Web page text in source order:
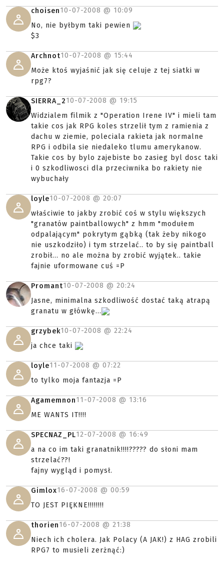
choisen10-07-2008 @ 10:09
No, nie byłbym taki pewien
$3
Archnot10-07-2008 @ 15:44
Może ktoś wyjaśnić jak się celuje z tej siatki w
rpg7?
SIERRA_210-07-2008 @ 19:15
Widzialem filmik z "Operation Irene IV" i mieli tam
takie cos jak RPG koles strzelił tym z ramienia z
dachu w ziemie, poleciala rakieta jak normalne
RPG i odbila sie niedaleko tlumu amerykanow.
Takie cos by bylo zajebiste bo zasieg byl dosc taki
i 0 szkodliwosci dla przeciwnika bo rakiety nie
wybuchały
loyle10-07-2008 @ 20:07
właściwie to jakby zrobić coś w stylu większych
"granatów paintballowych" z hmm "modułem
odpalającym" pokrytym gąbką (tak żeby nikogo
nie uszkodziło) i tym strzelać.. to by się paintball
zrobił... no ale można by zrobić wyjątek.. takie
fajnie uformowane cuś =P
Promant10-07-2008 @ 20:24
Jasne, minimalna szkodliwość dostać taką atrapą
granatu w główkę...
grzybek10-07-2008 @ 22:24
ja chce taki
loyle11-07-2008 @ 07:22
to tylko moja fantazja =P
Agamemnon11-07-2008 @ 13:16
ME WANTS IT!!!!
SPECNAZ_PL12-07-2008 @ 16:49
a na co im taki granatnik!!!!????? do słoni mam
strzelać??!
fajny wygląd i pomysł.
Gimlox16-07-2008 @ 00:59
TO JEST PIĘKNE!!!!!!!!
thorien16-07-2008 @ 21:38
Niech ich cholera. Jak Polacy (A JAK!) z HAG zrobili
RPG7 to musieli zerżnąć:)